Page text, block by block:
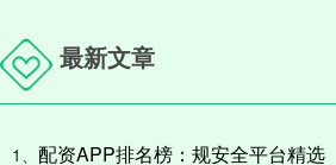
最新文章
1、 配资APP排名榜：规安全平台精选